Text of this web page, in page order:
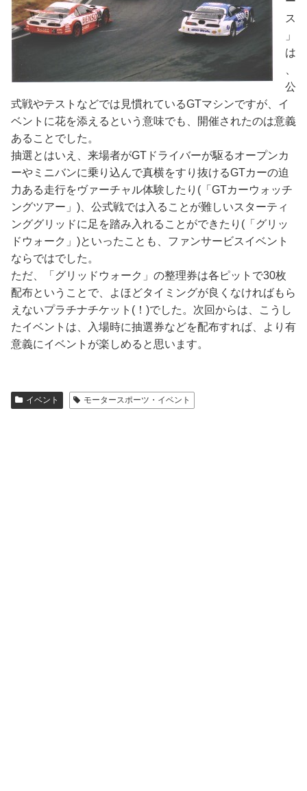
ス
」
は
公
式戦やテストなどでは見慣れているGTマシンですが、イ
ベントに花を添えるという意味でも、開催されたのは意義
あることでした。
抽選とはいえ、来場者がGTドライバーが駆るオープンカ
ーやミニバンに乗り込んで真横をすり抜けるGTカーの迫
力ある走行をヴァーチャル体験したり(「GTカーウォッチ
ングツアー」)、公式戦では入ることが難しいスターティ
ンググリッドに足を踏み入れることができたり(「グリッ
ドウォーク」)といったことも、ファンサービスイベント
ならではでした。
ただ、「グリッドウォーク」の整理券は各ピットで30枚
配布ということで、よほどタイミングが良くなければもら
えないプラチナチケット(！)でした。次回からは、こうし
たイベントは、入場時に抽選券などを配布すれば、より有
意義にイベントが楽しめると思います。
イベント モータースポーツ・イベント